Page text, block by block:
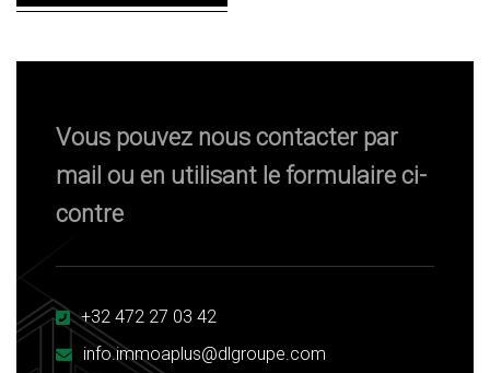
Vous pouvez nous contacter par
mail ou en utilisant le formulaire ci-
contre
+32 472 27 03 42
info.immoaplus@dlgroupe.com